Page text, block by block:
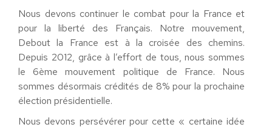
Nous devons continuer le combat pour la France et
pour la liberté des Français. Notre mouvement,
Debout la France est à la croisée des chemins.
Depuis 2012, grâce à l’effort de tous, nous sommes
le 6ème mouvement politique de France. Nous
sommes désormais crédités de 8% pour la prochaine
élection présidentielle.
Nous devons persévérer pour cette « certaine idée